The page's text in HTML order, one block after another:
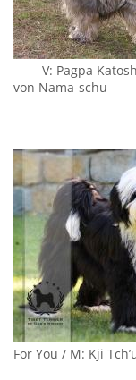
V: Pagpa
von Nama-schu
For You / M: Kji